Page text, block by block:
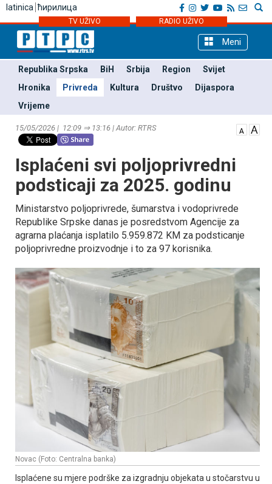
latinica ћирилица
TV UŽIVO RADIO UŽIVO
Meni
Republika Srpska BiH Srbija Region
Svijet
Hronika
Privreda Kultura Društvo
Dijaspora
Vrijeme
15/05/2026 | 12:09 ⇒ 13:16 | Autor: RTRS
Isplaćeni svi poljoprivredni
podsticaji za 2025. godinu
Ministarstvo poljoprivrede, šumarstva i vodoprivrede
Republike Srpske danas je posredstvom Agencije za
agrarna plaćanja isplatilo 5.959.872 KM za podsticanje
poljoprivredne proizvodnje i to za 97 korisnika.
Novac (Foto: Centralna banka)
Isplaćene su mjere podrške za izgradnju objekata u stočarstvu u